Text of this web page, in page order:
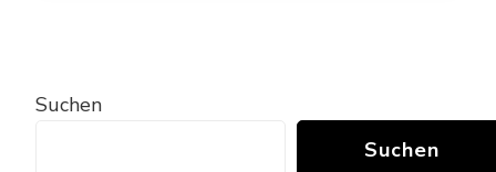
Suchen
Suchen